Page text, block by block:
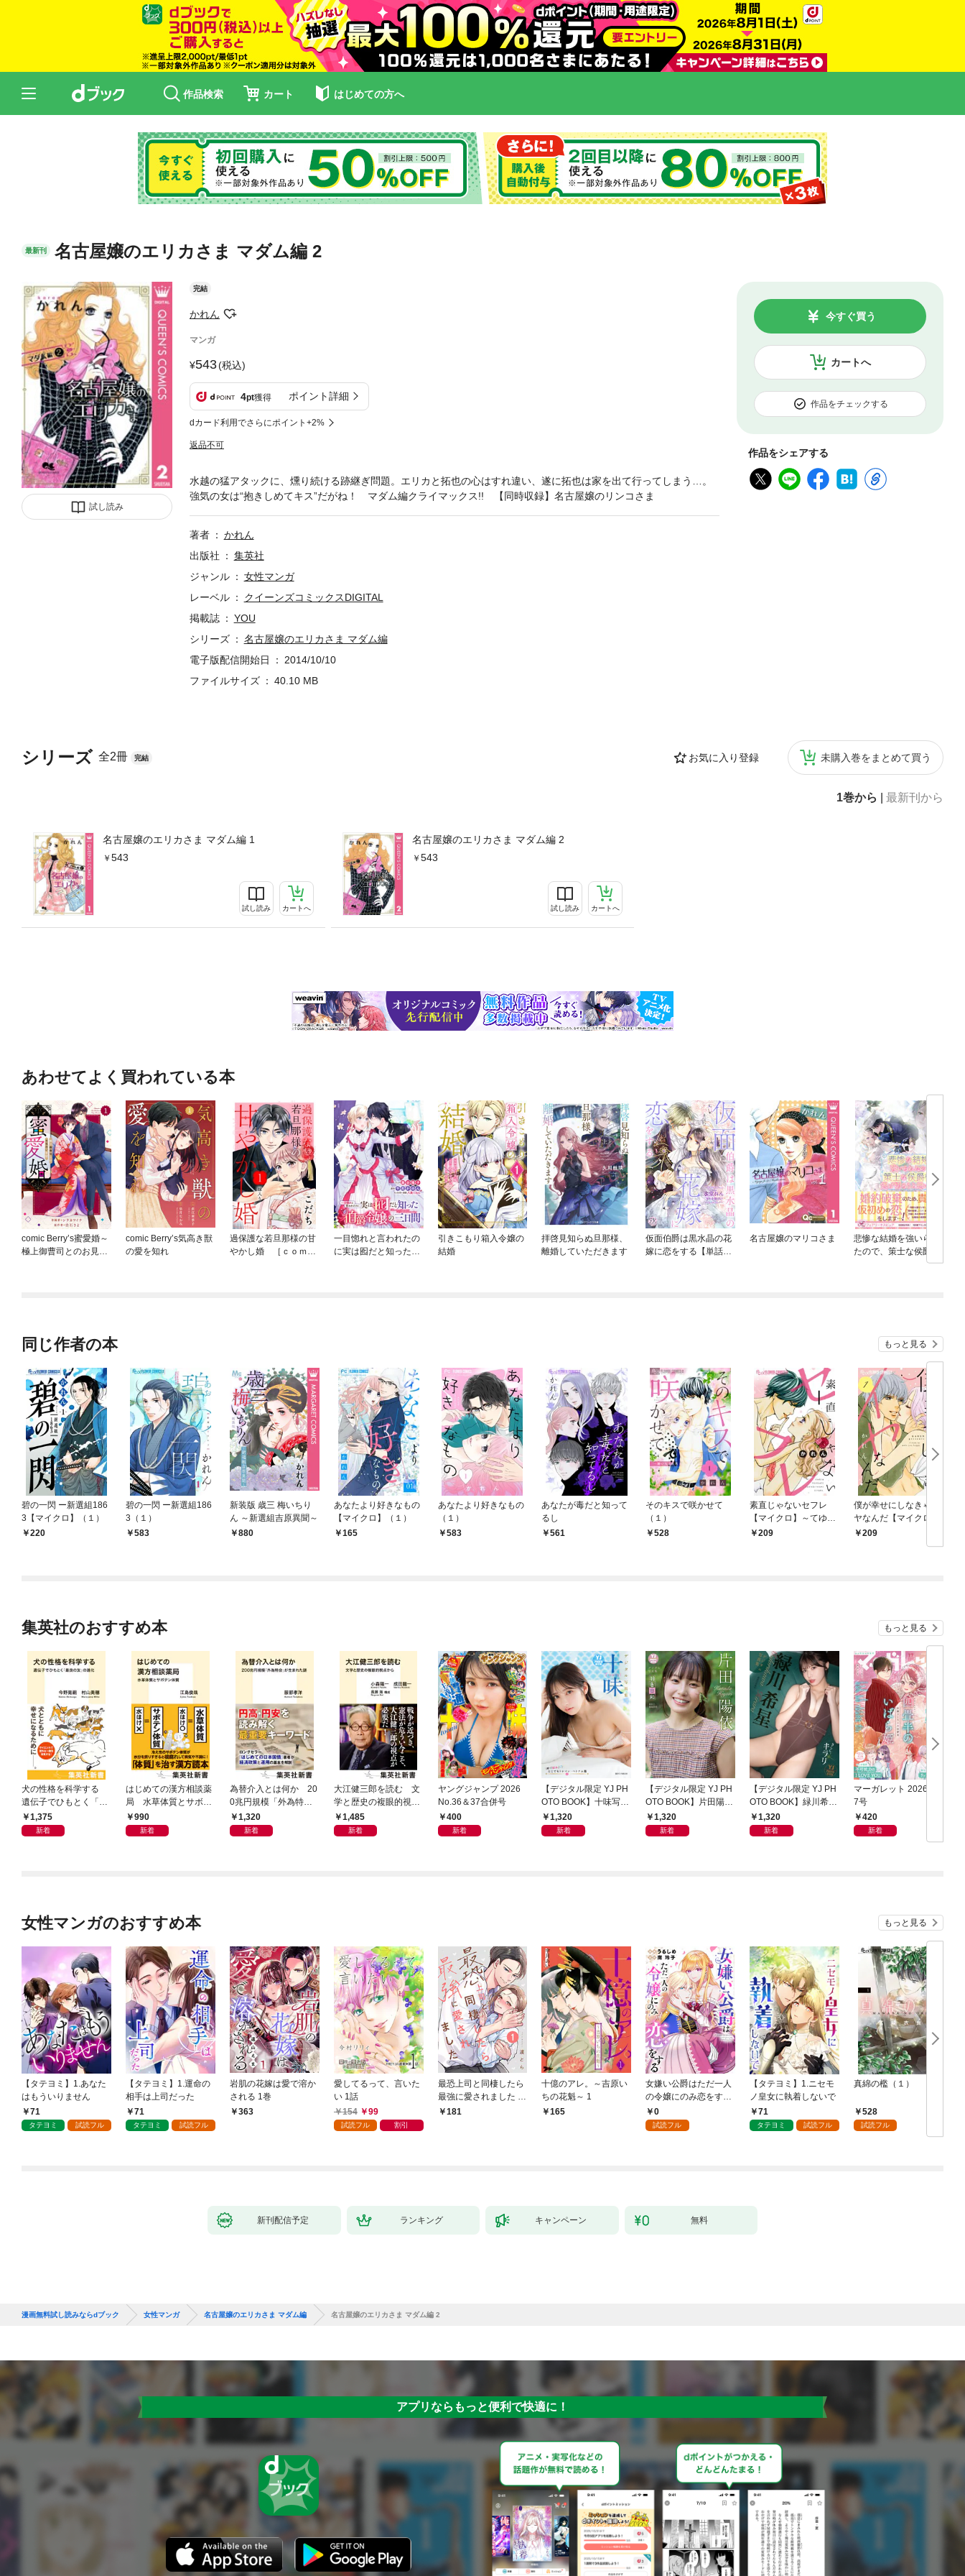
作品検索 カート はじめての方へ
最新刊 名古屋嬢のエリカさま マダム編 2
試し読み
完結
かれん
マンガ
543(税込)
4pt獲得 ポイント詳細
dカード利用でさらにポイント+2%
返品不可
カートへ
今すぐ買う
作品をチェックする
作品をシェアする
シリーズ 全2冊 完結 お気に入り登録 未購入巻をまとめて買う
1巻から 最新刊から
名古屋嬢のエリカさま マダム編 1
543
試し読み カートへ
名古屋嬢のエリカさま マダム編 2
543
試し読み カートへ
水越の猛アタックに、燻り続ける跡継ぎ問題。エリカと拓也の心はすれ違い、遂に拓也は家を出て行ってしまう…。
強気の女は“抱きしめてキス”だがね！ マダム編クライマックス!! 【同時収録】名古屋嬢のリンコさま
著者
かれん
出版社
集英社
ジャンル
女性マンガ
レーベル
クイーンズコミックスDIGITAL
掲載誌
YOU
シリーズ
名古屋嬢のエリカさま マダム編
電子版配信開始日
2014/10/10
ファイルサイズ
40.10 MB
あわせてよく買われている本
comic Berry’s蜜愛婚～
極上御曹司とのお見合
comic Berry’s気高き獣
の愛を知れ
過保護な若旦那様の甘
やかし婚 ［ｃｏｍｉ
一目惚れと言われたの
に実は囮だと知った伯
引きこもり箱入令嬢の
結婚
拝啓見知らぬ旦那様、
離婚していただきます
仮面伯爵は黒水晶の花
嫁に恋をする【単話
名古屋嬢のマリコさま
悲惨な結婚を強いられ
たので、策士な侯爵様
と逃げ切ろうと思いま
同じ作者の本 もっと見る
碧の一閃 ー新選組186
3【マイクロ】（１）
220
碧の一閃 ー新選組186
3（１）
583
新装版 歳三 梅いちり
ん ～新選組吉原異聞～
880
あなたより好きなもの
【マイクロ】（１）
165
あなたより好きなもの
（１）
583
あなたが毒だと知って
るし
561
そのキスで咲かせて
（１）
528
素直じゃないセフレ
【マイクロ】～てゆー
か抱いてやる1～
209
僕が幸せにしなきゃイ
ヤなんだ【マイクロ】
（１）
209
集英社のおすすめ本 もっと見る
犬の性格を科学する
遺伝子でひもとく「最
良の友」の進化
1,375
新着
はじめての漢方相談薬
局 水草体質とサボテ
ン体質
990
新着
為替介入とは何か 20
0兆円規模「外為特
会」が生まれた謎
1,320
新着
大江健三郎を読む 文
学と歴史の複眼的視点
から1,485
新着
ヤングジャンプ 2026
No.36＆37合併号
400
新着
【デジタル限定 YJ PH
OTO BOOK】十味写真
集「続・『ぽみ』！？
どこでもトレイン・ベ
1,320
新着
【デジタル限定 YJ PH
OTO BOOK】片田陽依
写真集「羽色日和」
1,320
新着
【デジタル限定 YJ PH
OTO BOOK】緑川希星
写真集「きらら、キラ
リ」
1,320
新着
マーガレット 2026年1
7号
420
新着
女性マンガのおすすめ本 もっと見る
【タテヨミ】1.あなた
はもういりません
71
タテヨミ 試読フル
【タテヨミ】1.運命の
相手は上司だった
71
タテヨミ 試読フル
岩肌の花嫁は愛で溶か
される 1巻
363
愛してるって、言いた
い 1話
154
99
試読フル 割引
最恐上司と同棲したら
最強に愛されました 1
巻181
十億のアレ。～吉原い
ちの花魁～ 1
165
女嫌い公爵はただ一人
の令嬢にのみ恋をする
（分冊版）第１話
0
試読フル
【タテヨミ】1.ニセモ
ノ皇女に執着しないで
71
タテヨミ 試読フル
真綿の檻（１）
528
試読フル
新刊配信予定 ランキング キャンペーン 無料
漫画無料試し読みならdブック 女性マンガ 名古屋嬢のエリカさま マダム編 名古屋嬢のエリカさま マダム編 2
アプリならもっと便利で快適に！